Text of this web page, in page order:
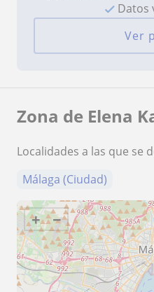
Datos
Ver
Zona de Elena
Localidades a las que se
Málaga (Ciudad)
+ −